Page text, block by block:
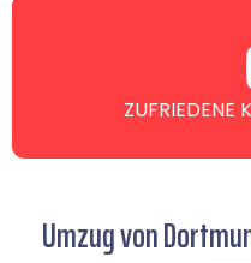
ZUFRIEDENE
Umzug von